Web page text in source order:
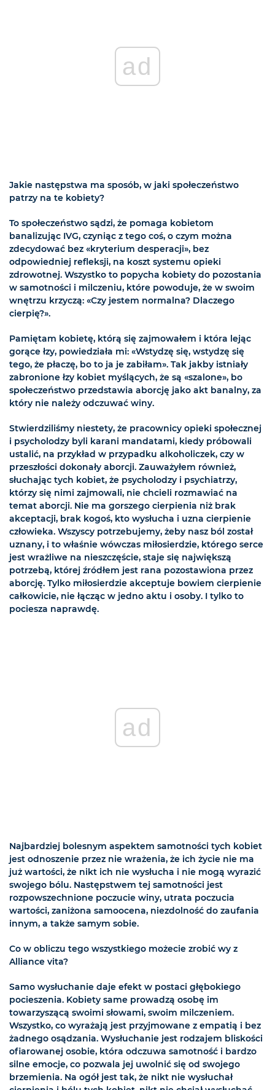
ad
Jakie następstwa ma sposób, w jaki społeczeństwo
patrzy na te kobiety?
To społeczeństwo sądzi, że pomaga kobietom
banalizując IVG, czyniąc z tego coś, o czym można
zdecydować bez «kryterium desperacji», bez
odpowiedniej refleksji, na koszt systemu opieki
zdrowotnej. Wszystko to popycha kobiety do pozostania
w samotności i milczeniu, które powoduje, że w swoim
wnętrzu krzyczą: «Czy jestem normalna? Dlaczego
cierpię?».
Pamiętam kobietę, którą się zajmowałem i która lejąc
gorące łzy, powiedziała mi: «Wstydzę się, wstydzę się
tego, że płaczę, bo to ja je zabiłam». Tak jakby istniały
zabronione łzy kobiet myślących, że są «szalone», bo
społeczeństwo przedstawia aborcję jako akt banalny, za
który nie należy odczuwać winy.
Stwierdziliśmy niestety, że pracownicy opieki społecznej
i psycholodzy byli karani mandatami, kiedy próbowali
ustalić, na przykład w przypadku alkoholiczek, czy w
przeszłości dokonały aborcji. Zauważyłem również,
słuchając tych kobiet, że psycholodzy i psychiatrzy,
którzy się nimi zajmowali, nie chcieli rozmawiać na
temat aborcji. Nie ma gorszego cierpienia niż brak
akceptacji, brak kogoś, kto wysłucha i uzna cierpienie
człowieka. Wszyscy potrzebujemy, żeby nasz ból został
uznany, i to właśnie wówczas miłosierdzie, którego serce
jest wrażliwe na nieszczęście, staje się największą
potrzebą, której źródłem jest rana pozostawiona przez
aborcję. Tylko miłosierdzie akceptuje bowiem cierpienie
całkowicie, nie łącząc w jedno aktu i osoby. I tylko to
pociesza naprawdę.
ad
Najbardziej bolesnym aspektem samotności tych kobiet
jest odnoszenie przez nie wrażenia, że ich życie nie ma
już wartości, że nikt ich nie wysłucha i nie mogą wyrazić
swojego bólu. Następstwem tej samotności jest
rozpowszechnione poczucie winy, utrata poczucia
wartości, zaniżona samoocena, niezdolność do zaufania
innym, a także samym sobie.
Co w obliczu tego wszystkiego możecie zrobić wy z
Alliance vita?
Samo wysłuchanie daje efekt w postaci głębokiego
pocieszenia. Kobiety same prowadzą osobę im
towarzyszącą swoimi słowami, swoim milczeniem.
Wszystko, co wyrażają jest przyjmowane z empatią i bez
żadnego osądzania. Wysłuchanie jest rodzajem bliskości
ofiarowanej osobie, która odczuwa samotność i bardzo
silne emocje, co pozwala jej uwolnić się od swojego
brzemienia. Na ogół jest tak, że nikt nie wysłuchał